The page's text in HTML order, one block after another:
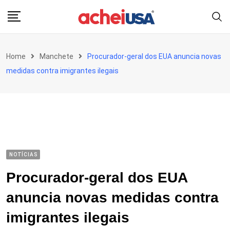
Home Manchete
Procurador-geral dos EUA anuncia novas
medidas contra imigrantes ilegais
NOTÍCIAS
Procurador-geral dos EUA
anuncia novas medidas contra
imigrantes ilegais